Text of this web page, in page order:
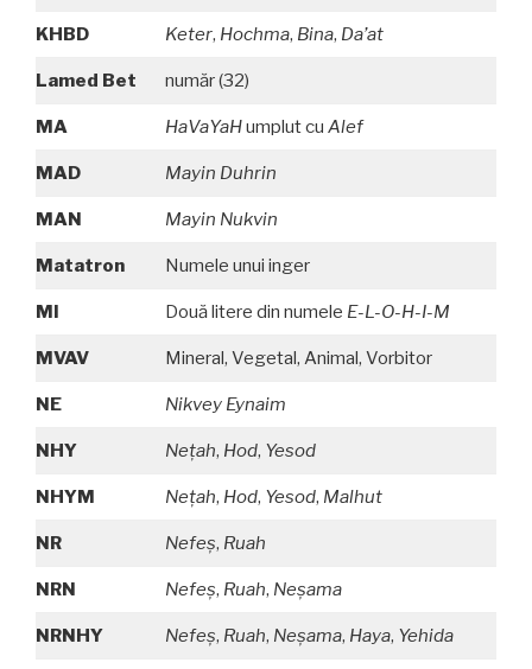
KHBD Keter, Hochma, Bina, Da’at
Lamed Bet număr (32)
MA HaVaYaHumplut cu Alef
MAD Mayin Duhrin
MAN Mayin Nukvin
Matatron Numele unui inger
MI Două litere din numele E-L-O-H-I-M
MVAV Mineral, Vegetal, Animal, Vorbitor
NE Nikvey Eynaim
NHY Neţah, Hod, Yesod
NHYM Neţah, Hod, Yesod, Malhut
NR Nefeş, Ruah
NRN Nefeş, Ruah, Neşama
NRNHY Nefeş, Ruah, Neşama, Haya, Yehida